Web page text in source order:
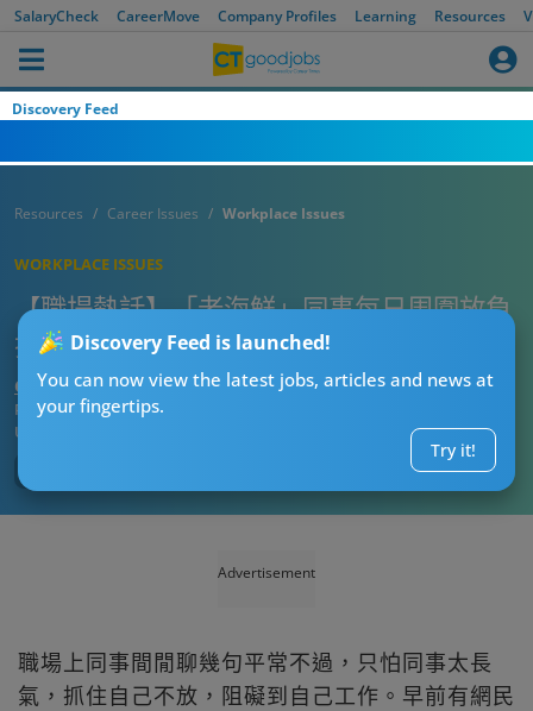
SalaryCheck CareerMove Company Profiles Learning Resources
Discovery Feed
Discovery Feed is launched!
You can now view the latest jobs, articles and news at
your fingertips.
Try it!
Resources Career Issues Workplace Issues
WORKPLACE ISSUES
【職場熱話】「老海鮮」同事每日周圍放負
打工仔：點樣同佢避免接觸？
CT熱話管理員
Published:2026-02-26 18:15
Updated:
Advertisement
職場上同事間閒聊幾句平常不過，只怕同事太長
氣，抓住自己不放，阻礙到自己工作。早前有網民